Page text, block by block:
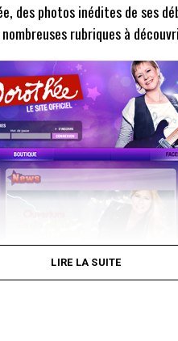
des photos inédites de ses
rubriques à
LIRE LA SUITE